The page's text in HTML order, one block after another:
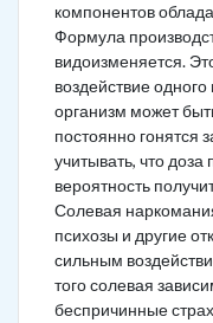
компонентов
Формула
видоизменяется.
воздействие
организм может
постоянно гонятся
учитывать, что
вероятность
Солевая
психозы и другие
сильным
того солевая
беспричинные